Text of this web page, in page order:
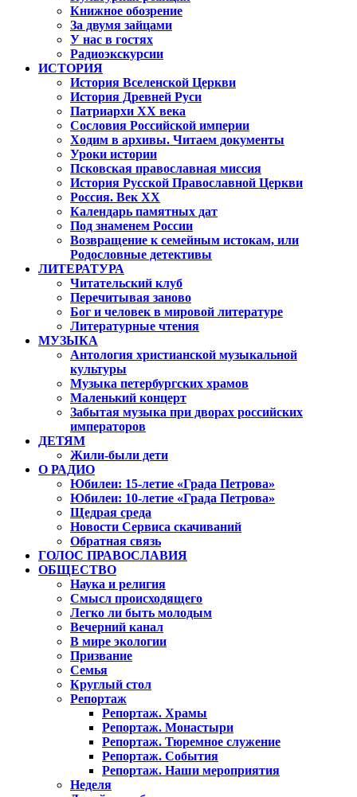
Книжное обозрение
За двумя зайцами
У нас в гостях
Радиоэкскурсии
ИСТОРИЯ
История Вселенской Церкви
История Древней Руси
Патриархи XX века
Сословия Российской империи
Ходим в архивы. Читаем документы
Уроки истории
Псковская православная миссия
История Русской Православной Церкви
Россия. Век ХХ
Календарь памятных дат
Под знаменем России
Возвращение к семейным истокам, или
Родословные детективы
ЛИТЕРАТУРА
Читательский клуб
Перечитывая заново
Бог и человек в мировой литературе
Литературные чтения
МУЗЫКА
Антология христианской музыкальной
культуры
Музыка петербургских храмов
Маленький концерт
Забытая музыка при дворах российских
императоров
ДЕТЯМ
Жили-были дети
О РАДИО
Юбилеи: 15-летие «Града Петрова»
Юбилеи: 10-летие «Града Петрова»
Щедрая среда
Новости Сервиса скачиваний
Обратная связь
ГОЛОС ПРАВОСЛАВИЯ
ОБЩЕСТВО
Наука и религия
Смысл происходящего
Легко ли быть молодым
Вечерний канал
В мире экологии
Призвание
Семья
Круглый стол
Репортаж
Репортаж. Храмы
Репортаж. Монастыри
Репортаж. Тюремное служение
Репортаж. События
Репортаж. Наши мероприятия
Неделя